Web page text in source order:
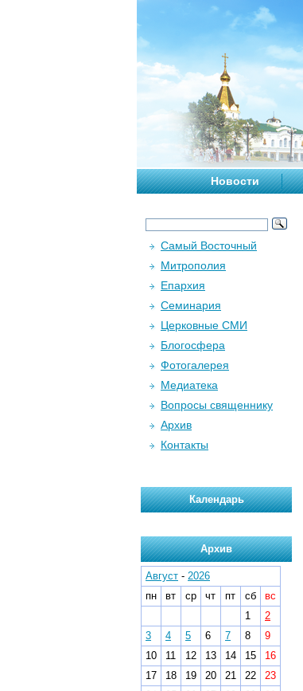
Новости
Самый Восточный
Митрополия
Епархия
Семинария
Церковные СМИ
Блогосфера
Фотогалерея
Медиатека
Вопросы священнику
Архив
Контакты
Календарь
Архив
Август - 2026
пн
вт ср чт пт сб
вс
1
2
3
4 5 6 7 8
9
10
11 12 13 14 15
16
17
18 19 20 21 22
23